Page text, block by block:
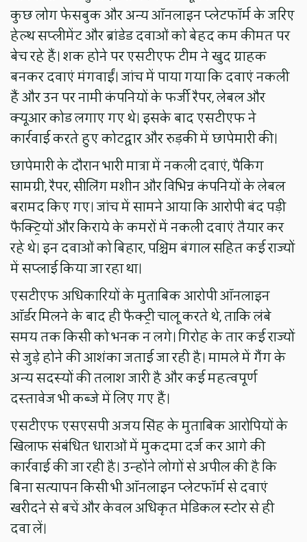
कुछ लोग फेसबुक और अन्य ऑनलाइन प्लेटफॉर्म के जरिए
हेल्थ सप्लीमेंट और ब्रांडेड दवाओं को बेहद कम कीमत पर
बेच रहे हैं। शक होने पर एसटीएफ टीम ने खुद ग्राहक
बनकर दवाएं मंगवाईं। जांच में पाया गया कि दवाएं नकली
हैं और उन पर नामी कंपनियों के फर्जी रैपर, लेबल और
क्यूआर कोड लगाए गए थे। इसके बाद एसटीएफ ने
कार्रवाई करते हुए कोटद्वार और रुड़की में छापेमारी की।
छापेमारी के दौरान भारी मात्रा में नकली दवाएं, पैकिंग
सामग्री, रैपर, सीलिंग मशीन और विभिन्न कंपनियों के लेबल
बरामद किए गए। जांच में सामने आया कि आरोपी बंद पड़ी
फैक्ट्रियों और किराये के कमरों में नकली दवाएं तैयार कर
रहे थे। इन दवाओं को बिहार, पश्चिम बंगाल सहित कई राज्यों
में सप्लाई किया जा रहा था।
एसटीएफ अधिकारियों के मुताबिक आरोपी ऑनलाइन
ऑर्डर मिलने के बाद ही फैक्ट्री चालू करते थे, ताकि लंबे
समय तक किसी को भनक न लगे। गिरोह के तार कई राज्यों
से जुड़े होने की आशंका जताई जा रही है। मामले में गैंग के
अन्य सदस्यों की तलाश जारी है और कई महत्वपूर्ण
दस्तावेज भी कब्जे में लिए गए हैं।
एसटीएफ एसएसपी अजय सिंह के मुताबिक आरोपियों के
खिलाफ संबंधित धाराओं में मुकदमा दर्ज कर आगे की
कार्रवाई की जा रही है। उन्होंने लोगों से अपील की है कि
बिना सत्यापन किसी भी ऑनलाइन प्लेटफॉर्म से दवाएं
खरीदने से बचें और केवल अधिकृत मेडिकल स्टोर से ही
दवा लें।